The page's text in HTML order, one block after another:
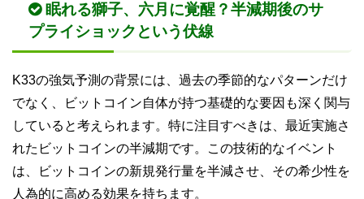
眠れる獅子、六月に覚醒？半減期後のサ
プライショックという伏線
K33の強気予測の背景には、過去の季節的なパターンだけ
でなく、ビットコイン自体が持つ基礎的な要因も深く関与
していると考えられます。特に注目すべきは、最近実施さ
れたビットコインの半減期です。この技術的なイベント
は、ビットコインの新規発行量を半減させ、その希少性を
人為的に高める効果を持ちます。